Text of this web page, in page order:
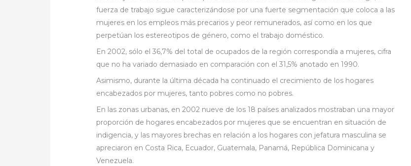
fuerza de trabajo sigue caracterizándose por una fuerte segmentación que coloca a las
mujeres en los empleos más precarios y peor remunerados, así como en los que
perpetúan los estereotipos de género, como el trabajo doméstico.
En 2002, sólo el 36,7% del total de ocupados de la región correspondía a mujeres, cifra
que no ha variado demasiado en comparación con el 31,5% anotado en 1990.
Asimismo, durante la última década ha continuado el crecimiento de los hogares
encabezados por mujeres, tanto pobres como no pobres.
En las zonas urbanas, en 2002 nueve de los 18 países analizados mostraban una mayor
proporción de hogares encabezados por mujeres que se encuentran en situación de
indigencia, y las mayores brechas en relación a los hogares con jefatura masculina se
apreciaron en Costa Rica, Ecuador, Guatemala, Panamá, República Dominicana y
Venezuela.